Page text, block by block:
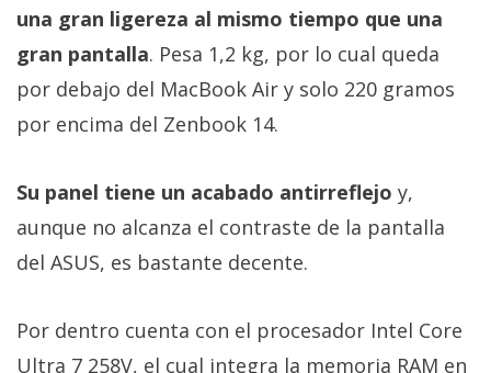
una gran ligereza al mismo tiempo que una
gran pantalla. Pesa 1,2 kg, por lo cual queda
por debajo del MacBook Air y solo 220 gramos
por encima del Zenbook 14.
Su panel tiene un acabado antirreflejo y,
aunque no alcanza el contraste de la pantalla
del ASUS, es bastante decente.
Por dentro cuenta con el procesador Intel Core
Ultra 7 258V, el cual integra la memoria RAM en